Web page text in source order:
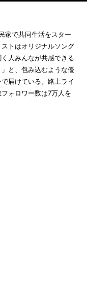
家で共同生活をスター
トはオリジナルソング
人みんなが共感できる
と、包み込むような優
届けている。路上ライ
ォロワー数は7万人を